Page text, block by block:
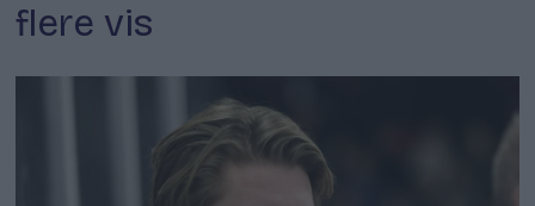
flere vis